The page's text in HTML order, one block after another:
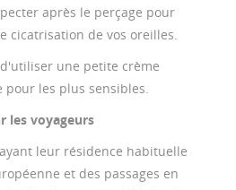
après le perçage pour
cicatrisation de vos oreilles.
une petite crème
pour les plus sensibles.
les voyageurs
leur résidence habituelle
et des passages en